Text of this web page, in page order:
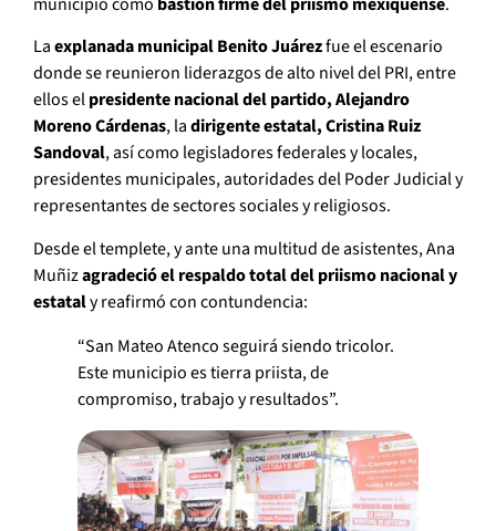
Laexplanada municipal Benito Juárezfue el escenario
donde se reunieron liderazgos de alto nivel del PRI, entre
ellos elpresidente nacional del partido, Alejandro
Moreno Cárdenas, ladirigente estatal, Cristina Ruiz
Sandoval, así como legisladores federales y locales,
presidentes municipales, autoridades del Poder Judicial y
representantes de sectores sociales y religiosos.
Desde el templete, y ante una multitud de asistentes, Ana
Muñizagradeció el respaldo total del priismo nacional y
estataly reafirmó con contundencia:
“San Mateo Atenco seguirá siendo tricolor.
Este municipio es tierra priista, de
compromiso, trabajo y resultados”.